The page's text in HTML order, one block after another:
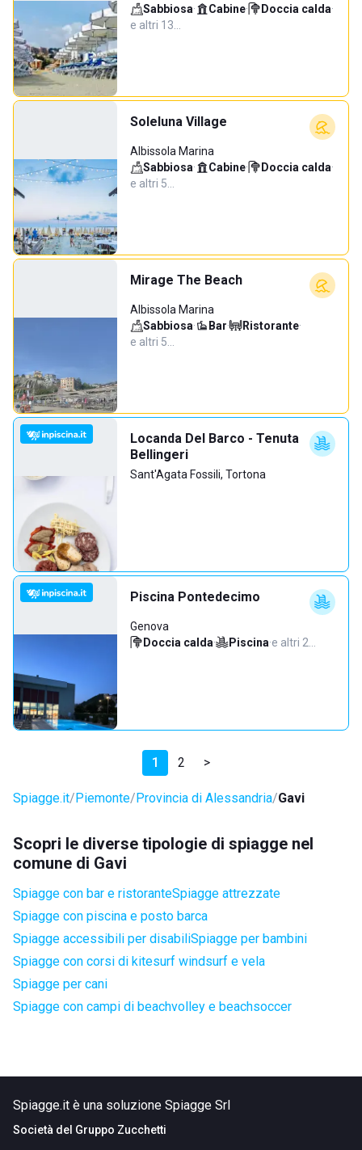
Sabbiosa· Cabine· Doccia calda·
e altri 13…
Soleluna Village
Albissola Marina
Sabbiosa· Cabine· Doccia calda·
e altri 5…
Mirage The Beach
Albissola Marina
Sabbiosa· Bar· Ristorante·
e altri 5…
Locanda Del Barco - Tenuta
Bellingeri
Sant'Agata Fossili, Tortona
Piscina Pontedecimo
Genova
Doccia calda· Piscina·e altri 2…
1 2 >
Spiagge.it Piemonte Provincia di Alessandria Gavi
Scopri le diverse tipologie di spiagge nel
comune di Gavi
Spiagge con bar e ristoranteSpiagge attrezzate
Spiagge con piscina e posto barca
Spiagge accessibili per disabiliSpiagge per bambini
Spiagge con corsi di kitesurf windsurf e vela
Spiagge per cani
Spiagge con campi di beachvolley e beachsoccer
Spiagge.it è una soluzione Spiagge Srl
Società del Gruppo Zucchetti